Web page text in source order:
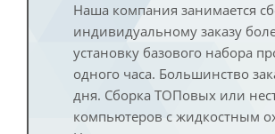
Наша компания занимается
индивидуальному заказу
установку базового набора
одного часа. Большинство
дня. Сборка ТОПовых или
компьютеров с жидкостным